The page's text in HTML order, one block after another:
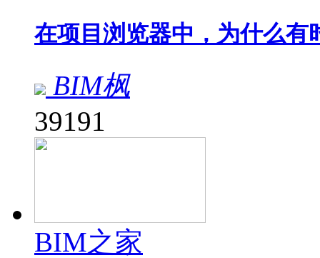
在项目浏览器中，为什么有
BIM枫
39191
BIM之家